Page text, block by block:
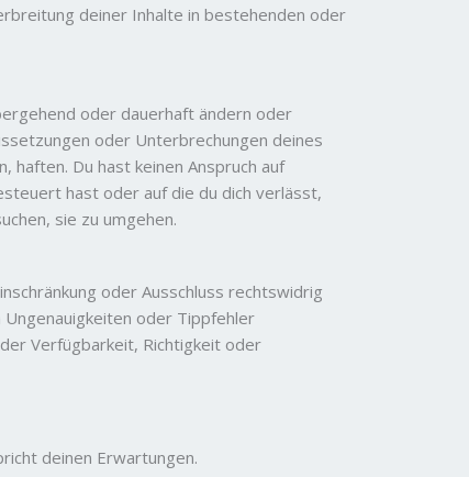
deiner Inhalte in bestehenden oder
oder dauerhaft ändern oder
oder Unterbrechungen deines
Du hast keinen Anspruch auf
hast oder auf die du dich verlässt,
sie zu umgehen.
oder Ausschluss rechtswidrig
oder Tippfehler
Verfügbarkeit, Richtigkeit oder
deinen Erwartungen.